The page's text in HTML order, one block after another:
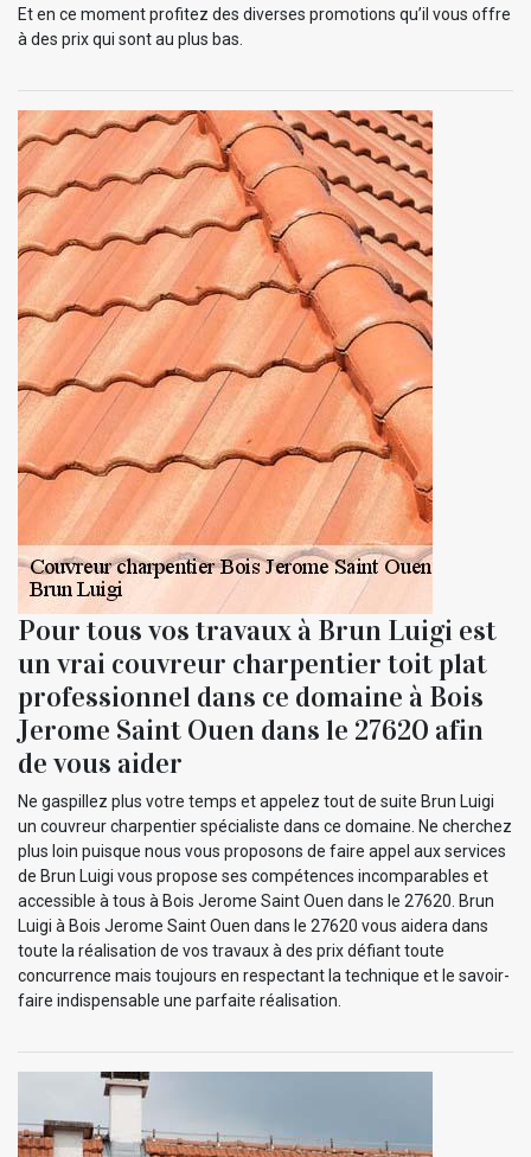
Et en ce moment profitez des diverses promotions qu’il vous offre
à des prix qui sont au plus bas.
Pour tous vos travaux à Brun Luigi est
un vrai couvreur charpentier toit plat
professionnel dans ce domaine à Bois
Jerome Saint Ouen dans le 27620 afin
de vous aider
Ne gaspillez plus votre temps et appelez tout de suite Brun Luigi
un couvreur charpentier spécialiste dans ce domaine. Ne cherchez
plus loin puisque nous vous proposons de faire appel aux services
de Brun Luigi vous propose ses compétences incomparables et
accessible à tous à Bois Jerome Saint Ouen dans le 27620. Brun
Luigi à Bois Jerome Saint Ouen dans le 27620 vous aidera dans
toute la réalisation de vos travaux à des prix défiant toute
concurrence mais toujours en respectant la technique et le savoir-
faire indispensable une parfaite réalisation.